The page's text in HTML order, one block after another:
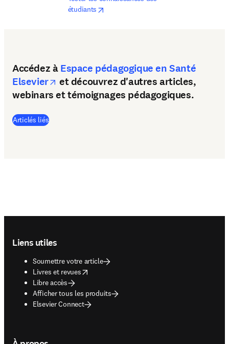
étudiants
Accédez àEspace pédagogique en Santé
Elsevier
opens in new tab/window
et découvrez d'autres articles,
webinars et témoignages pédagogiques.
Articlés liés(
Liens utiles
Soumettre votre article
Livres et revues
opens in new tab/window
Libre accès
Afficher tous les produits
Elsevier Connect